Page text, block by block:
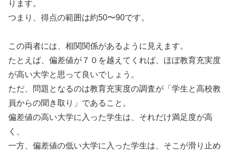
ります。
つまり、得点の範囲は約50〜90です。
この両者には、相関関係があるように見えます。
たとえば、偏差値が７０を越えてくれば、ほぼ教育充実度
が高い大学と思って良いでしょう。
ただ、問題となるのは教育充実度の調査が「学生と高校教
員からの聞き取り」であること。
偏差値の高い大学に入った学生は、それだけ満足度が高
く、
一方、偏差値の低い大学に入った学生は、そこが滑り止め